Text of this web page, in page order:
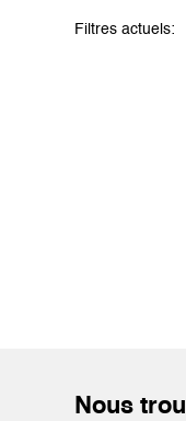
Filtres actuels:
Nous